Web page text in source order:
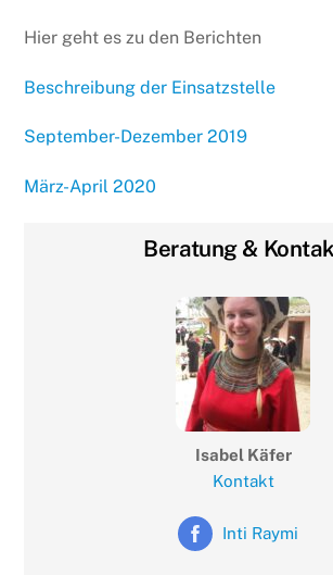
Hier geht es zu den Berichten
Beschreibung der Einsatzstelle
September-Dezember 2019
März-April 2020
Beratung &
Isabel Käfer
Kontakt
Inti Raymi